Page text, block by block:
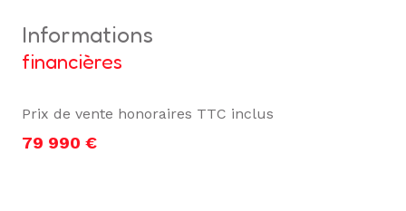
informations
financières
Prix de vente honoraires TTC inclus
79 990 €